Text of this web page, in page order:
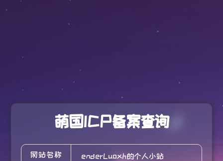
萌国ICP备案查询
网站名称 enderLuoxh的个人小站